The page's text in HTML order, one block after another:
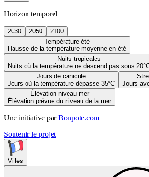
Horizon temporel
2030 2050
2100
Température été
Hausse de la température moyenne en été
Nuits tropicales
Nuits où la température ne descend pas sous
Jours de canicule
Jours où la température dépasse 35°C
Jours
Élévation niveau mer
Élévation prévue du niveau de la mer
Une initiative par Bonpote.com
Soutenir le projet
Villes